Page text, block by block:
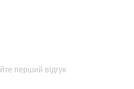
перший відгук